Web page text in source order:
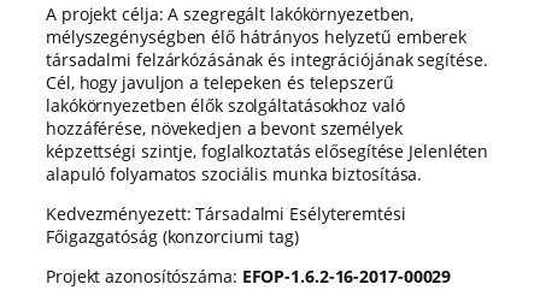
A projekt célja: A szegregált lakókörnyezetben,
mélyszegénységben élő hátrányos helyzetű emberek
társadalmi felzárkózásának és integrációjának segítése.
Cél, hogy javuljon a telepeken és telepszerű
lakókörnyezetben élők szolgáltatásokhoz való
hozzáférése, növekedjen a bevont személyek
képzettségi szintje, foglalkoztatás elősegítése Jelenléten
alapuló folyamatos szociális munka biztosítása.
Kedvezményezett: Társadalmi Esélyteremtési
Főigazgatóság (konzorciumi tag)
Projekt azonosítószáma: EFOP-1.6.2-16-2017-00029